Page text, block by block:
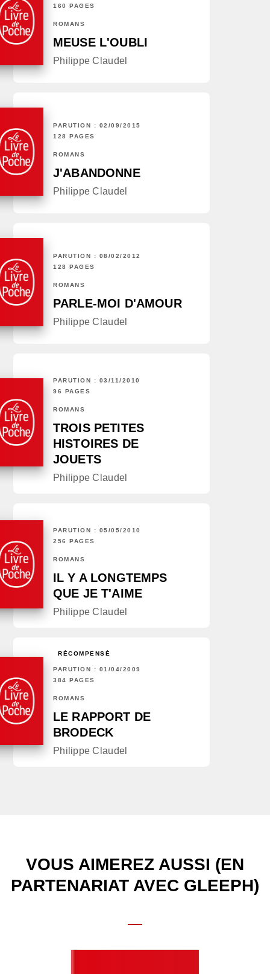
160 PAGES
ROMANS
MEUSE L'OUBLI
Philippe Claudel
PARUTION : 02/09/2015
128 PAGES
ROMANS
J'ABANDONNE
Philippe Claudel
PARUTION : 08/02/2012
128 PAGES
ROMANS
PARLE-MOI D'AMOUR
Philippe Claudel
PARUTION : 03/11/2010
96 PAGES
ROMANS
TROIS PETITES
HISTOIRES DE
JOUETS
Philippe Claudel
PARUTION : 05/05/2010
256 PAGES
ROMANS
IL Y A LONGTEMPS
QUE JE T'AIME
Philippe Claudel
RÉCOMPENSÉ
PARUTION : 01/04/2009
384 PAGES
ROMANS
LE RAPPORT DE
BRODECK
Philippe Claudel
VOUS AIMEREZ AUSSI (EN
PARTENARIAT AVEC GLEEPH)